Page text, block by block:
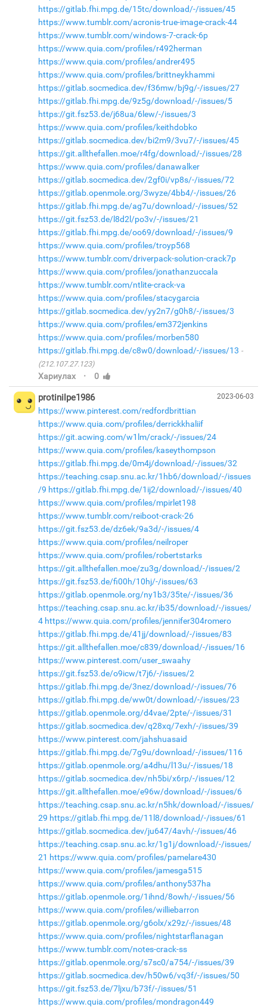
https://gitlab.fhi.mpg.de/15tc/download/-/issues/45
https://www.tumblr.com/acronis-true-image-crack-44
https://www.tumblr.com/windows-7-crack-6p
https://www.quia.com/profiles/r492herman
https://www.quia.com/profiles/andrer495
https://www.quia.com/profiles/brittneykhammi
https://gitlab.socmedica.dev/f36mw/bj9g/-/issues/27
https://gitlab.fhi.mpg.de/9z5g/download/-/issues/5
https://git.fsz53.de/j68ua/6lew/-/issues/3
https://www.quia.com/profiles/keithdobko
https://gitlab.socmedica.dev/bi2m9/3vu7/-/issues/45
https://git.allthefallen.moe/r4fg/download/-/issues/28
https://www.quia.com/profiles/danawalker
https://gitlab.socmedica.dev/2gf0i/vp8s/-/issues/72
https://gitlab.openmole.org/3wyze/4bb4/-/issues/26
https://gitlab.fhi.mpg.de/ag7u/download/-/issues/52
https://git.fsz53.de/l8d2l/po3v/-/issues/21
https://gitlab.fhi.mpg.de/oo69/download/-/issues/9
https://www.quia.com/profiles/troyp568
https://www.tumblr.com/driverpack-solution-crack7p
https://www.quia.com/profiles/jonathanzuccala
https://www.tumblr.com/ntlite-crack-va
https://www.quia.com/profiles/stacygarcia
https://gitlab.socmedica.dev/yy2n7/g0h8/-/issues/3
https://www.quia.com/profiles/em372jenkins
https://www.quia.com/profiles/morben580
https://gitlab.fhi.mpg.de/c8w0/download/-/issues/13
(212.107.27.123)
Хариулах · 0
2023-06-03
protinilpe1986
https://www.pinterest.com/redfordbrittian
https://www.quia.com/profiles/derrickkhaliif
https://git.acwing.com/w1lm/crack/-/issues/24
https://www.quia.com/profiles/kaseythompson
https://gitlab.fhi.mpg.de/0m4j/download/-/issues/32
https://teaching.csap.snu.ac.kr/1hb6/download/-/issues
/9 https://gitlab.fhi.mpg.de/1ij2/download/-/issues/40
https://www.quia.com/profiles/mpirlet198
https://www.tumblr.com/reiboot-crack-26
https://git.fsz53.de/dz6ek/9a3d/-/issues/4
https://www.quia.com/profiles/neilroper
https://www.quia.com/profiles/robertstarks
https://git.allthefallen.moe/zu3g/download/-/issues/2
https://git.fsz53.de/fi00h/10hj/-/issues/63
https://gitlab.openmole.org/ny1b3/35te/-/issues/36
https://teaching.csap.snu.ac.kr/ib35/download/-/issues/
4 https://www.quia.com/profiles/jennifer304romero
https://gitlab.fhi.mpg.de/41jj/download/-/issues/83
https://git.allthefallen.moe/c839/download/-/issues/16
https://www.pinterest.com/user_swaahy
https://git.fsz53.de/o9icw/t7j6/-/issues/2
https://gitlab.fhi.mpg.de/3nez/download/-/issues/76
https://gitlab.fhi.mpg.de/ww0t/download/-/issues/23
https://gitlab.openmole.org/d4vae/2pte/-/issues/31
https://gitlab.socmedica.dev/q28xq/7exh/-/issues/39
https://www.pinterest.com/jahshuasaid
https://gitlab.fhi.mpg.de/7g9u/download/-/issues/116
https://gitlab.openmole.org/a4dhu/l13u/-/issues/18
https://gitlab.socmedica.dev/nh5bi/x6rp/-/issues/12
https://git.allthefallen.moe/e96w/download/-/issues/6
https://teaching.csap.snu.ac.kr/n5hk/download/-/issues/
29 https://gitlab.fhi.mpg.de/11l8/download/-/issues/61
https://gitlab.socmedica.dev/ju647/4avh/-/issues/46
https://teaching.csap.snu.ac.kr/1g1j/download/-/issues/
21 https://www.quia.com/profiles/pamelare430
https://www.quia.com/profiles/jamesga515
https://www.quia.com/profiles/anthony537ha
https://gitlab.openmole.org/1ihnd/8owh/-/issues/56
https://www.quia.com/profiles/williebarron
https://gitlab.openmole.org/g6olx/x29z/-/issues/48
https://www.quia.com/profiles/nightstarflanagan
https://www.tumblr.com/notes-crack-ss
https://gitlab.openmole.org/s7sc0/a754/-/issues/39
https://gitlab.socmedica.dev/h50w6/vq3f/-/issues/50
https://git.fsz53.de/7ljxu/b73f/-/issues/51
https://www.quia.com/profiles/mondragon449